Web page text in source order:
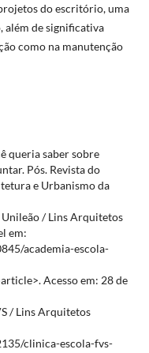
do escritório, uma
além de significativa
como na manutenção
queria saber sobre
Pós. Revista do
e Urbanismo da
Unileão / Lins Arquitetos
em:
academia-escola-
Acesso em: 28 de
/ Lins Arquitetos
clinica-escola-fvs-